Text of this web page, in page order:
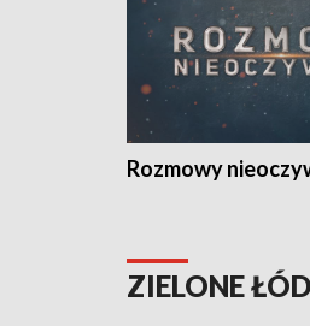
Rozmowy
ZIELONE